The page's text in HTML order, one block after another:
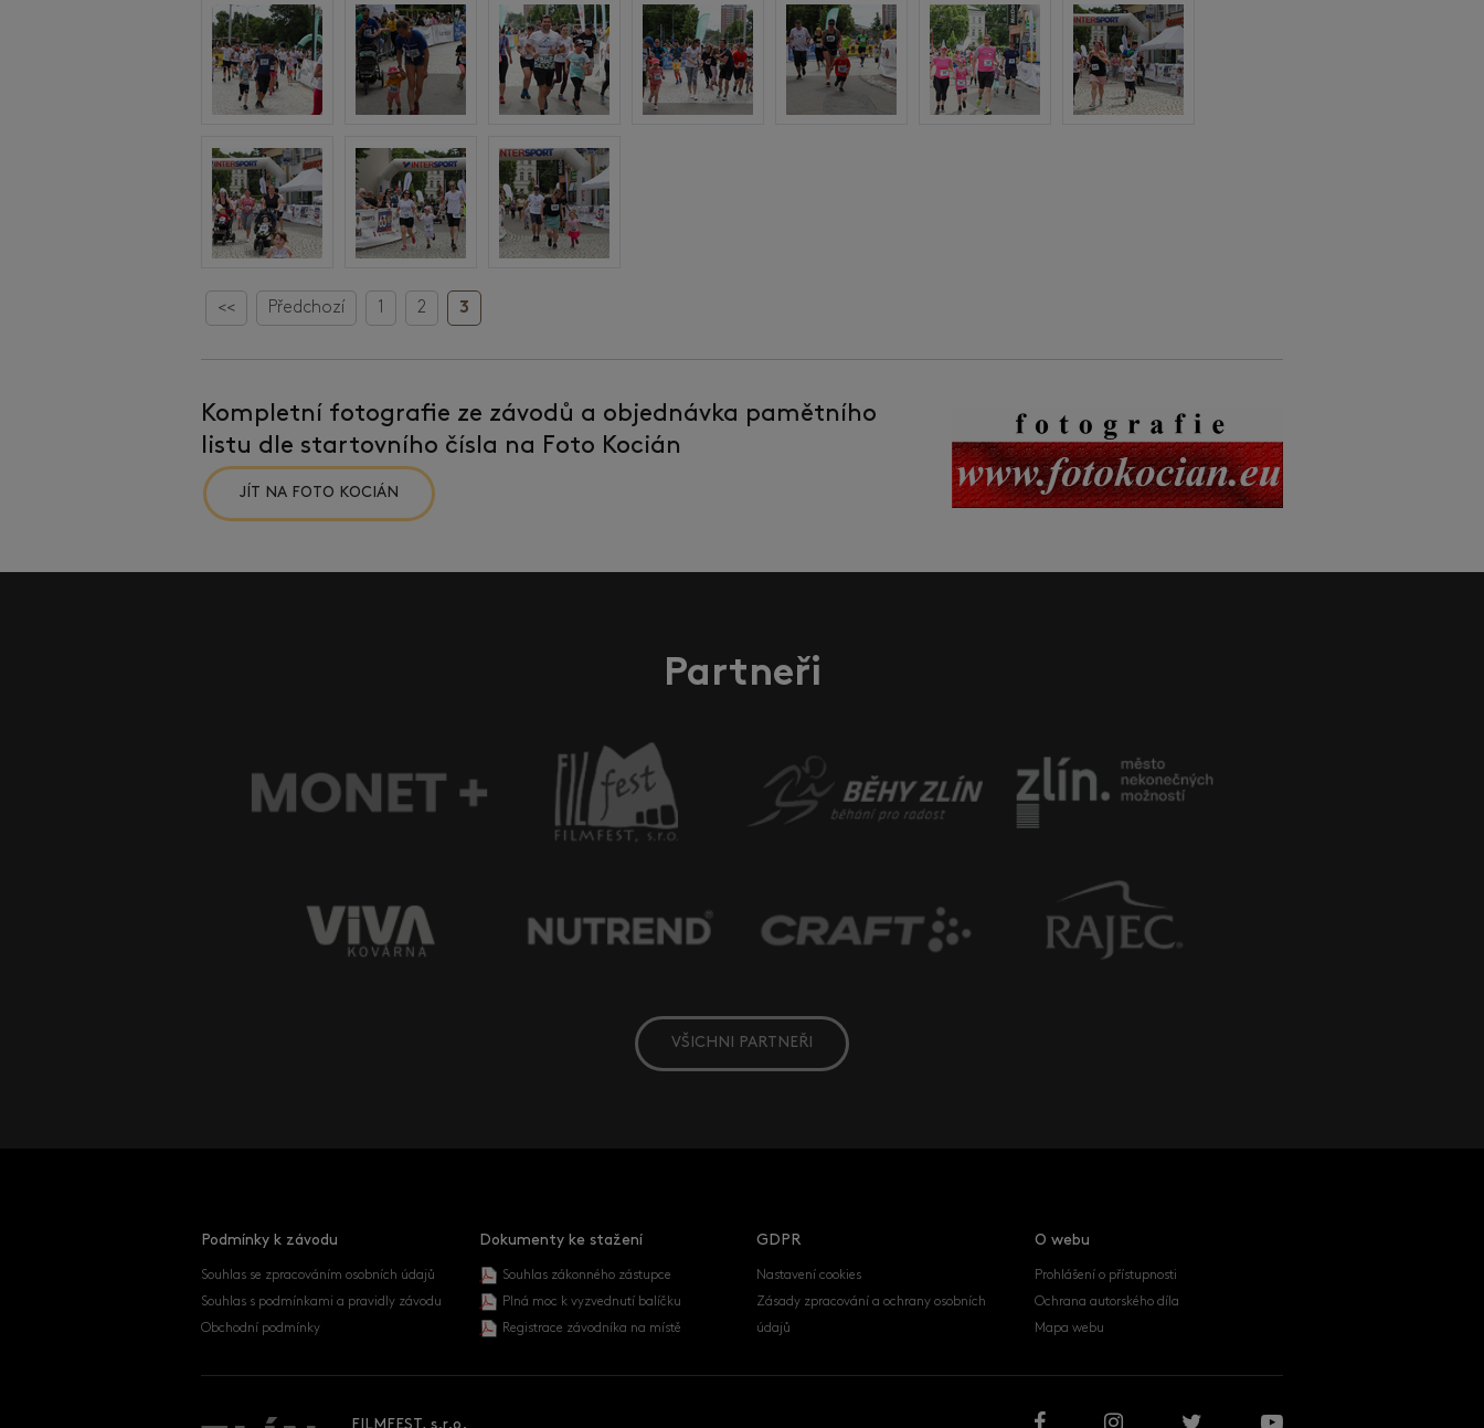
<< Předchozí 1 2 3
Kompletní fotografie ze závodů a objednávka pamětního
listu dle startovního čísla na Foto Kocián
JÍT NA FOTO KOCIÁN
Partneři
VŠICHNI PARTNEŘI
Podmínky k závodu
Souhlas se zpracováním osobních údajů
Souhlas s podmínkami a pravidly závodu
Obchodní podmínky
Dokumenty ke stažení
Souhlas zákonného zástupce
Plná moc k vyzvednutí balíčku
Registrace závodníka na místě
GDPR
Nastavení cookies
Zásady zpracování a ochrany osobních
údajů
O webu
Prohlášení o přístupnosti
Ochrana autorského díla
Mapa webu